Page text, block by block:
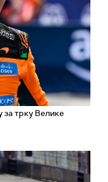
за трку Велике